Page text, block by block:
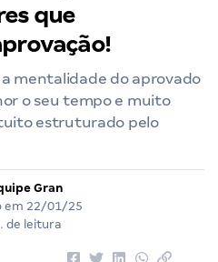
que
mentalidade do aprovado
o seu tempo e muito
estruturado pelo
Gran
em 22/01/25
de leitura